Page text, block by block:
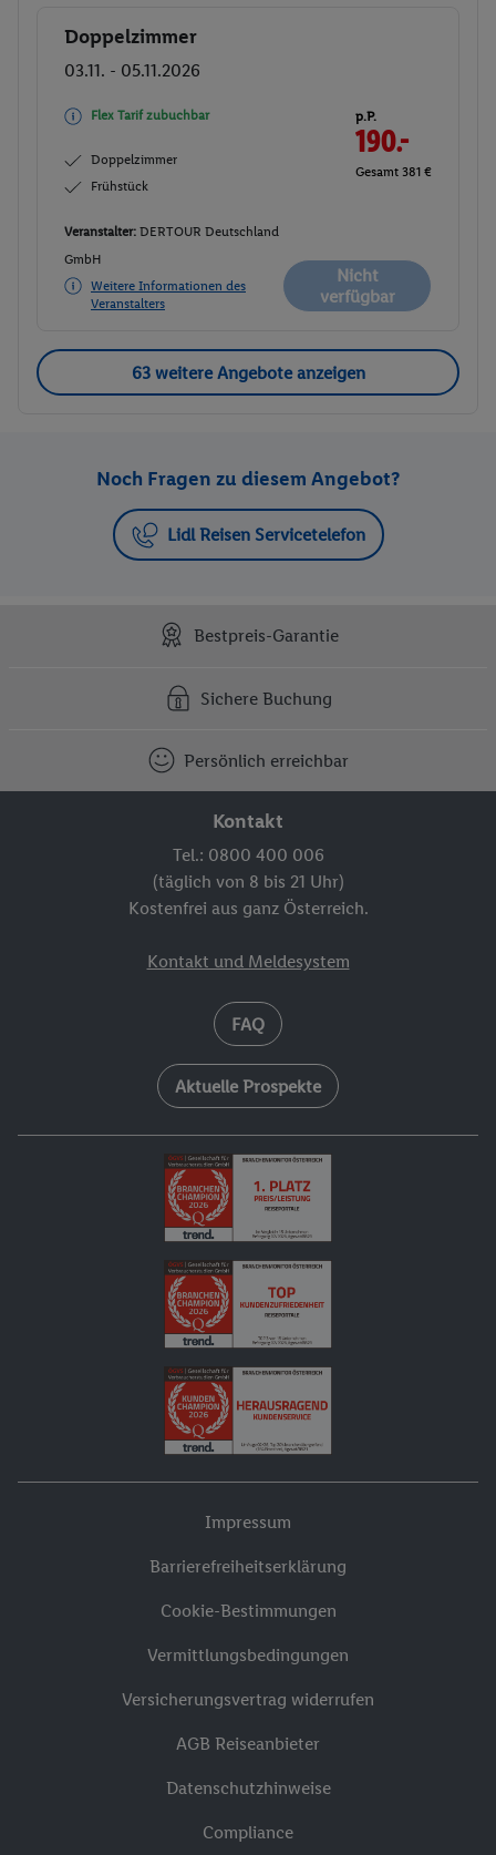
Buchen
Doppelzimmer
03.11. - 05.11.2026
Flex Tarif zubuchbar
Doppelzimmer
Frühstück
p.P.
190.-
Gesamt 381 €
Veranstalter: DERTOUR Deutschland
GmbH
Weitere Informationen des
Veranstalters
Nicht
verfügbar
63 weitere Angebote anzeigen
Noch Fragen zu diesem Angebot?
Lidl Reisen Servicetelefon
Bestpreis-Garantie
Sichere Buchung
Persönlich erreichbar
Kontakt
Tel.: 0800 400 006
(täglich von 8 bis 21 Uhr)
Kostenfrei aus ganz Österreich.
Kontakt und Meldesystem
FAQ
Aktuelle Prospekte
Impressum
Barrierefreiheitserklärung
Cookie-Bestimmungen
Vermittlungsbedingungen
Versicherungsvertrag widerrufen
AGB Reiseanbieter
Datenschutzhinweise
Compliance